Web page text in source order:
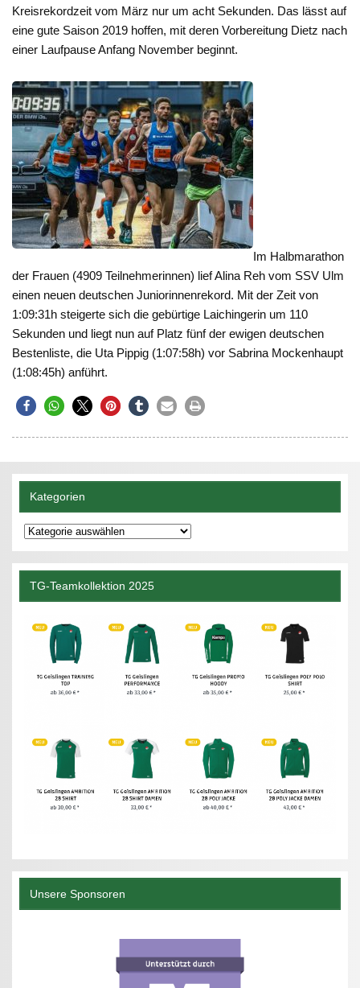
Kreisrekordzeit vom März nur um acht Sekunden. Das lässt auf
eine gute Saison 2019 hoffen, mit deren Vorbereitung Dietz nach
einer Laufpause Anfang November beginnt.
Im Halbmarathon
der Frauen (4909 Teilnehmerinnen) lief Alina Reh vom SSV Ulm
einen neuen deutschen Juniorinnenrekord. Mit der Zeit von
1:09:31h steigerte sich die gebürtige Laichingerin um 110
Sekunden und liegt nun auf Platz fünf der ewigen deutschen
Bestenliste, die Uta Pippig (1:07:58h) vor Sabrina Mockenhaupt
(1:08:45h) anführt.
Kategorien
Kategorien
TG-Teamkollektion 2025
Unsere Sponsoren